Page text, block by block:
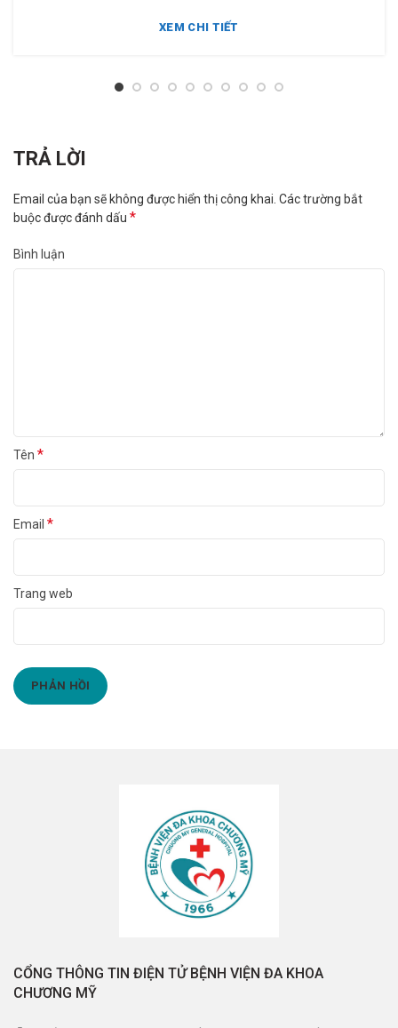
XEM CHI TIẾT
TRẢ LỜI
Email của bạn sẽ không được hiển thị công khai. Các trường bắt
buộc được đánh dấu *
Bình luận
Tên *
Email *
Trang web
CỔNG THÔNG TIN ĐIỆN TỬ BỆNH VIỆN ĐA KHOA
CHƯƠNG MỸ